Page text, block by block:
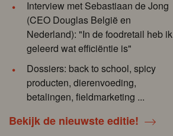
Interview met Sebastiaan de Jong
(CEO Douglas België en
Nederland): "In de foodretail heb ik
geleerd wat efficiëntie is"
Dossiers: back to school, spicy
producten, dierenvoeding,
betalingen, fieldmarketing ...
Bekijk de nieuwste editie!